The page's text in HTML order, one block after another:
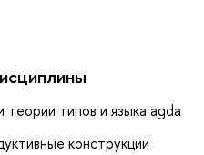
теории типов и языка agda
конструкции